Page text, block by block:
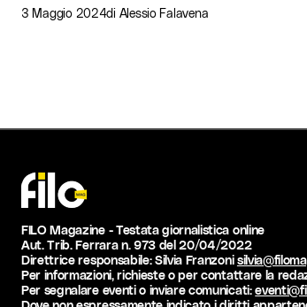
3 Maggio 2024di Alessio Falavena
FILO Magazine - Testata giornalistica online
Aut. Trib. Ferrara n. 973 del 20/04/2022
Direttrice responsabile: Silvia Franzoni
Per informazioni, richieste o per contattare la
Per segnalare eventi o inviare comunicati: